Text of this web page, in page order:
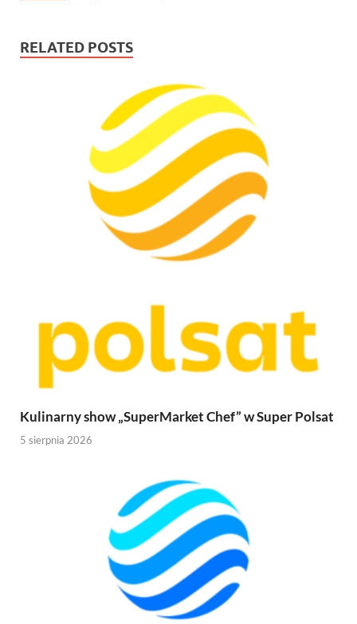
RELATED POSTS
Kulinarny show „SuperMarket Chef” w Super Polsat
5 sierpnia 2026